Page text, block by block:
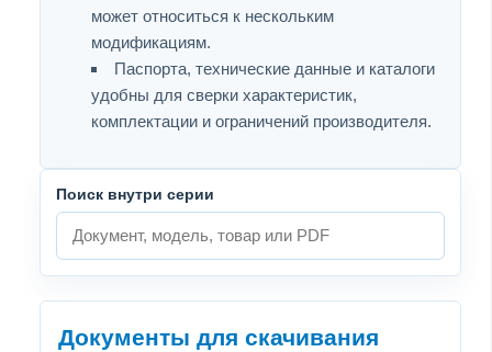
может относиться к нескольким
модификациям.
Паспорта, технические данные и каталоги
удобны для сверки характеристик,
комплектации и ограничений производителя.
Поиск внутри серии
Документы для скачивания